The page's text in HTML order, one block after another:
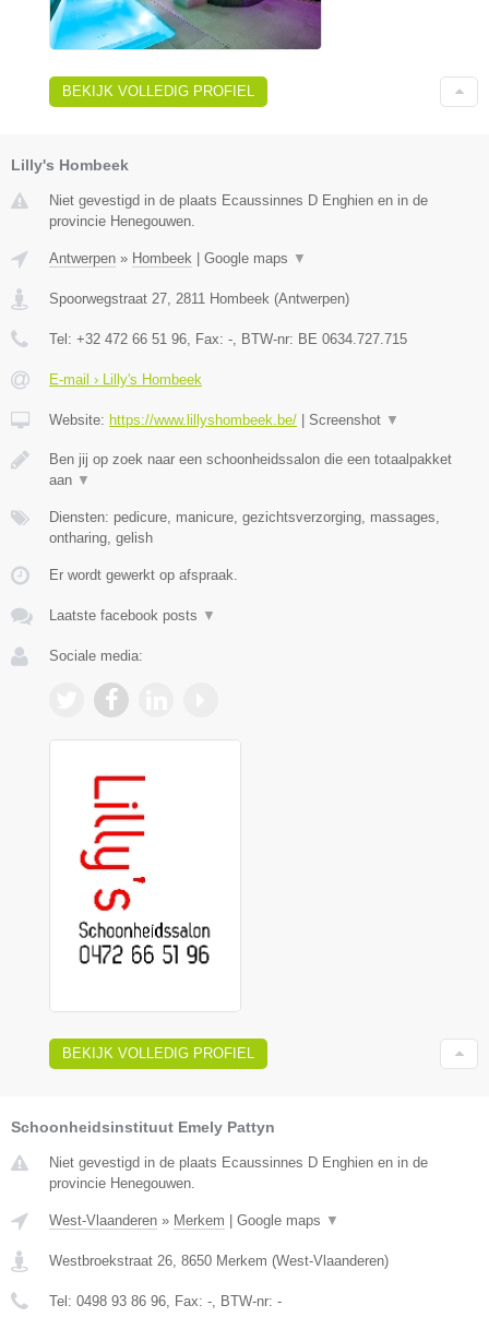
BEKIJK VOLLEDIG PROFIEL
Lilly's Hombeek
Niet gevestigd in de plaats Ecaussinnes D Enghien en in de
provincie Henegouwen.
Antwerpen » Hombeek Google maps ▼
Spoorwegstraat 27, 2811 Hombeek (Antwerpen)
Tel: +32 472 66 51 96, Fax: -, BTW-nr: BE 0634.727.715
E-mail › Lilly's Hombeek
Website: https://www.lillyshombeek.be/ Screenshot ▼
Ben jij op zoek naar een schoonheidssalon die een totaalpakket
aan ▼
Diensten: pedicure, manicure, gezichtsverzorging, massages,
ontharing, gelish
Er wordt gewerkt op afspraak.
Laatste facebook posts ▼
Sociale media:
BEKIJK VOLLEDIG PROFIEL
Schoonheidsinstituut Emely Pattyn
Niet gevestigd in de plaats Ecaussinnes D Enghien en in de
provincie Henegouwen.
West-Vlaanderen » Merkem | Google maps ▼
Westbroekstraat 26 8650 Merkem (West-Vlaanderen)
Tel: 0498 93 86 96 , Fax: - , BTW-nr: -